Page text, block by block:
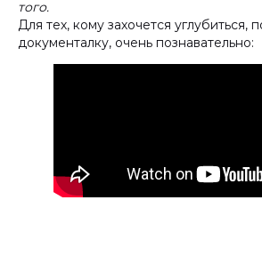
того.
Для тех, кому захочется углубиться,
документалку, очень познавательно: